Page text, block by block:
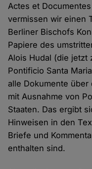
Actes et
vermissen wir einen
Berliner Bischofs
Papiere des
Alois Hudal (die jetzt
Pontificio Santa
alle Dokumente über
mit Ausnahme von
Staaten. Das ergibt
Hinweisen in den
Briefe und
enthalten sind.